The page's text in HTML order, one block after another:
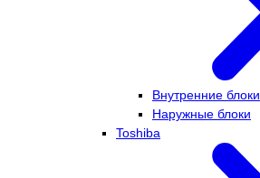
Внутренние блоки
Наружные блоки
Toshiba